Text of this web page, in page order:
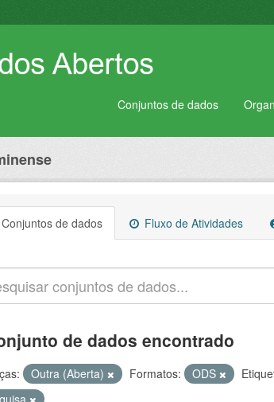
Conjuntos de dados
Conjuntos de dados Fluxo de Atividades
de dados encontrado
Outra (Aberta) Formatos: ODS